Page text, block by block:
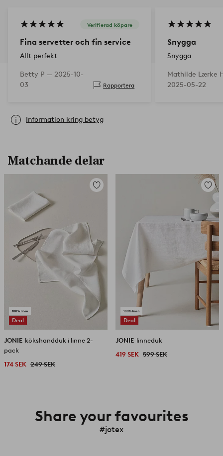
Verifierad köpare
Fina servetter och fin service
Allt perfekt
Betty P — 2025-10-
03
Rapportera
Snygga
Snygga
Mathilde Lærke
2025-05-22
Information kring betyg
Matchande delar
Deal
Lägg
JONIE kökshandduk i linne 2-
pack
174 SEK 249 SEK
Deal
Lägg
JONIE linneduk
419 SEK 599 SEK
Share your favourites
#jotex